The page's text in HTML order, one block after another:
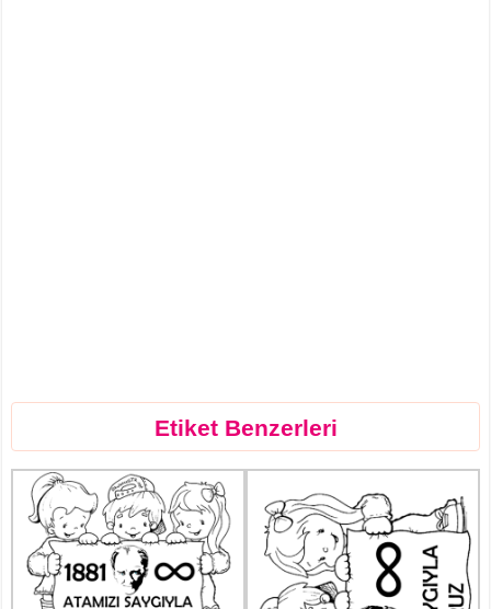
Etiket Benzerleri